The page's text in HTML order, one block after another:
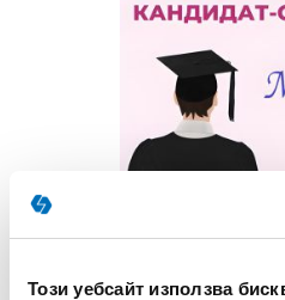
Този уебсайт използва
Кариерно